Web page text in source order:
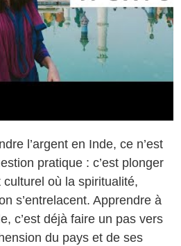
l’argent en Inde, ce n’est
pratique : c’est plonger
où la spiritualité,
s’entrelacent. Apprendre à
c’est déjà faire un pas vers
du pays et de ses